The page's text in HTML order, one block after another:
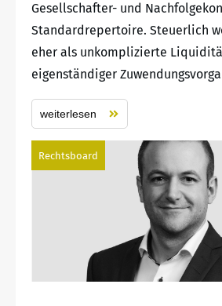
Gesellschafter- und
Standardrepertoire. Steuerlich
eher als unkomplizierte
eigenständiger
weiterlesen
Rechtsboard